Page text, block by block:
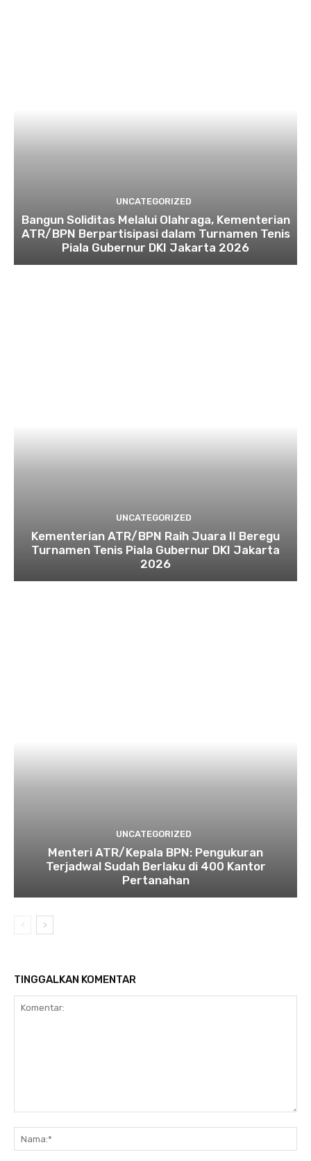
UNCATEGORIZED
Bangun Soliditas Melalui Olahraga, Kementerian
ATR/BPN Berpartisipasi dalam Turnamen Tenis
Piala Gubernur DKI Jakarta 2026
UNCATEGORIZED
Kementerian ATR/BPN Raih Juara II Beregu
Turnamen Tenis Piala Gubernur DKI Jakarta
2026
UNCATEGORIZED
Menteri ATR/Kepala BPN: Pengukuran
Terjadwal Sudah Berlaku di 400 Kantor
Pertanahan
TINGGALKAN KOMENTAR